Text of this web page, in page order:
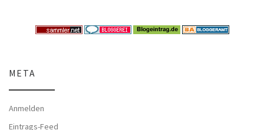
META
Anmelden
Eintrags-Feed